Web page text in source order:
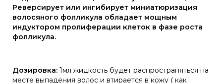
Реверсирует или ингибирует миниатюризация
волосяного фолликула обладает мощным
индуктором пролиферации клеток в фазе роста
фолликула.
Дозировка: 1мл жидкость будет распространяться на
месте выпадения волос и втирается в кожу ( как